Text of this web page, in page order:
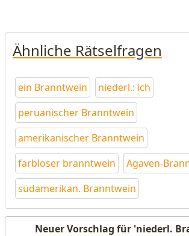
Ähnliche Rätselfragen
ein Branntwein
niederl.: ich
peruanischer Branntwein
amerikanischer Branntwein
farbloser branntwein
Agaven-
südamerikan. Branntwein
Neuer Vorschlag für 'niederl.